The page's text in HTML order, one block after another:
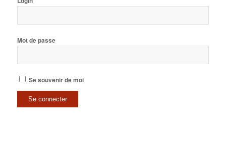
Mot de passe
Se souvenir de moi